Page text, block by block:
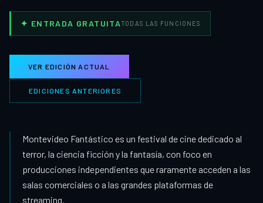
✦ ENTRADA GRATUITATODAS LAS FUNCIONES
VER EDICIÓN ACTUAL
EDICIONES ANTERIORES
Montevideo Fantástico es un festival de cine dedicado al
terror, la ciencia ficción y la fantasía, con foco en
producciones independientes que raramente acceden a las
salas comerciales o a las grandes plataformas de
streaming.